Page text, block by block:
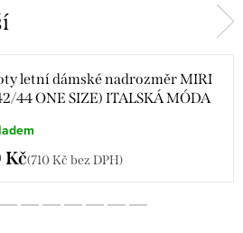
letní dámské nadrozměr MIRI
44 ONE SIZE) ITALSKÁ MÓDA
Kč(710 Kč bez DPH)